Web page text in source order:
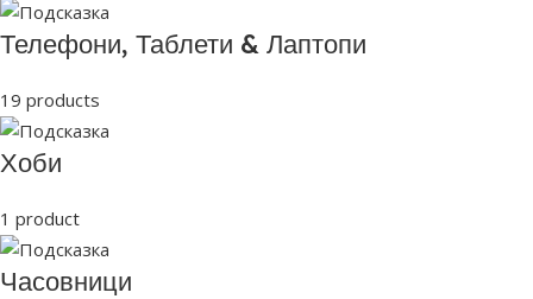
Телефони, Таблети & Лаптопи
19 products
Хоби
1 product
Часовници